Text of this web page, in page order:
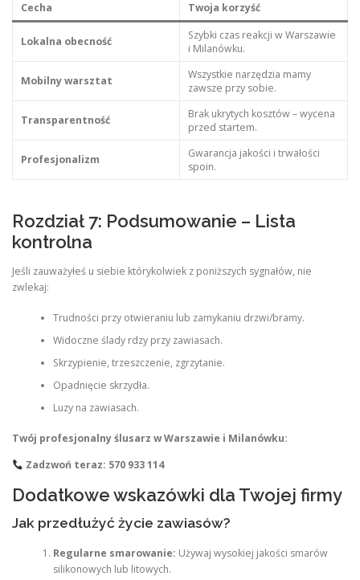
Cecha Twoja korzyść
Lokalna obecność
Szybki czas reakcji w Warszawie
i Milanówku.
Mobilny warsztat
Wszystkie narzędzia mamy
zawsze przy sobie.
Transparentność
Brak ukrytych kosztów – wycena
przed startem.
Profesjonalizm
Gwarancja jakości i trwałości
spoin.
Rozdział 7: Podsumowanie – Lista
kontrolna
Jeśli zauważyłeś u siebie którykolwiek z poniższych sygnałów, nie
zwlekaj:
Trudności przy otwieraniu lub zamykaniu drzwi/bramy.
Widoczne ślady rdzy przy zawiasach.
Skrzypienie, trzeszczenie, zgrzytanie.
Opadnięcie skrzydła.
Luzy na zawiasach.
Twój profesjonalny ślusarz w Warszawie i Milanówku:
Zadzwoń teraz: 570 933 114
Dodatkowe wskazówki dla Twojej firmy
Jak przedłużyć życie zawiasów?
Regularne smarowanie: Używaj wysokiej jakości smarów
silikonowych lub litowych.